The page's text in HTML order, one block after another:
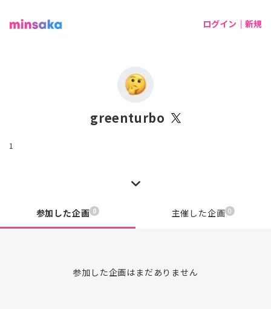
ログイン｜新規
greenturbo
1
参加した企画 0 主催した企画 0
参加した企画はまだありません